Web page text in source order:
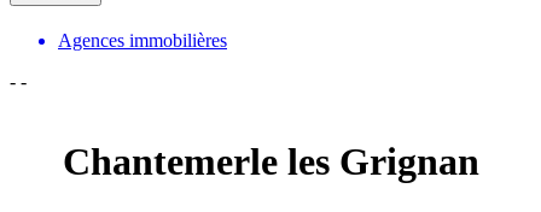
Agences immobilières
- -
Chantemerle les Grignan